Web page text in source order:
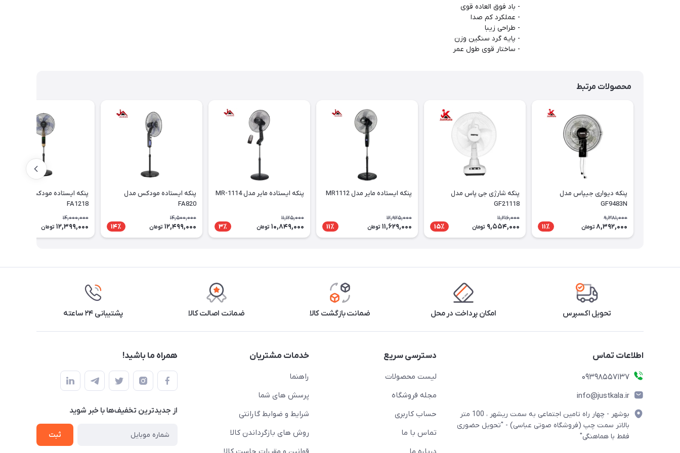
- باد فوق العاده قوی
- عملکرد کم صدا
- طراحی زیبا
- پایه گرد سنگین وزن
- ساختار قوی طول عمر
محصولات مرتبط
پنکه دیواری جیپاس مدل
GF9483N
9,381,000
8,392,000 تومان 11٪
پنکه شارژی جی پاس مدل
GF21118
11,216,000
9,554,000 تومان 15٪
پنکه ایستاده مایر مدل MR1112
12,925,000
11,629,000 تومان 11٪
پنکه ایستاده مایر مدل MR-1114
11,125,000
10,849,000 تومان 3٪
پنکه ایستاده مودکس مدل
FA820
14,500,000
12,499,000 تومان 14٪
پنکه ایستاده مودکس مدل
FA1218
14,000,000
12,399,000 تومان
تحویل اکسپرس امکان پرداخت در محل ضمانت بازگشت کالا ضمانت اصالت کالا پشتیبانی ۲۴ ساعته
اطلاعات تماس
09398557137
info@justkala.ir
بوشهر - چهار راه تامین اجتماعی به سمت ریشهر ، 100 متر
بالاتر سمت چپ (فروشگاه صوتی عباسی) - "تحویل حضوری
فقط با هماهنگی"
دسترسی سریع
لیست محصولات
مجله فروشگاه
حساب کاربری
تماس با ما
خدمات مشتریان
راهنما
پرسش های شما
شرایط و ضوابط گارانتی
روش های بازگرداندن کالا
همراه ما باشید!
از جدید‌ترین تخفیف‌ها با‌ خبر شوید
ثبت